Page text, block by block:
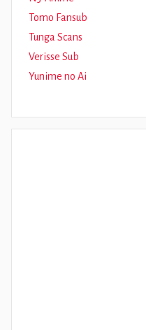
Tomo Fansub
Tunga Scans
Verisse Sub
Yunime no Ai